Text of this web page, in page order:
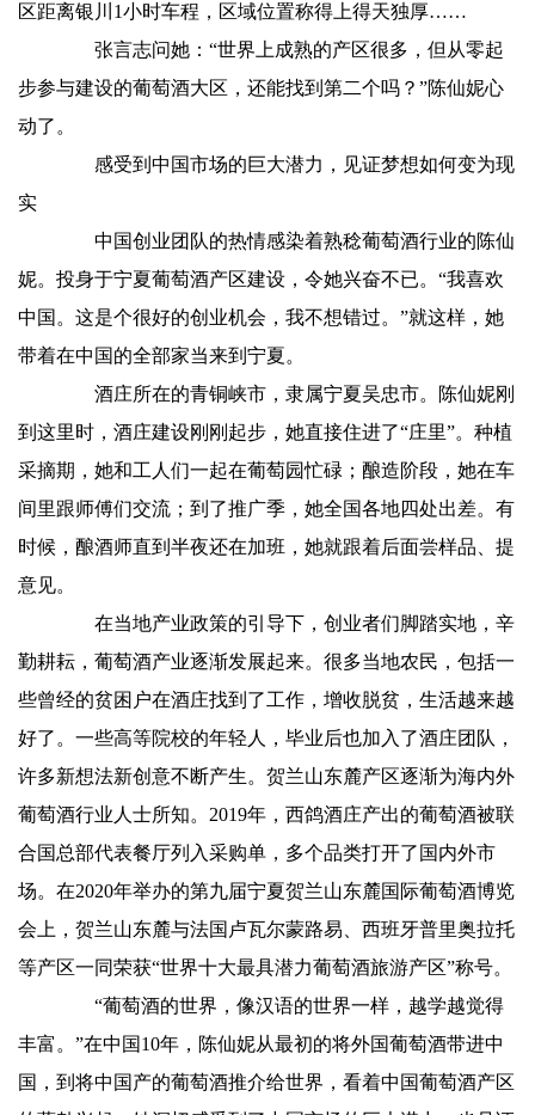
区距离银川1小时车程，区域位置称得上得天独厚……
张言志问她：“世界上成熟的产区很多，但从零起
步参与建设的葡萄酒大区，还能找到第二个吗？”陈仙妮心
动了。
感受到中国市场的巨大潜力，见证梦想如何变为现
实
中国创业团队的热情感染着熟稔葡萄酒行业的陈仙
妮。投身于宁夏葡萄酒产区建设，令她兴奋不已。“我喜欢
中国。这是个很好的创业机会，我不想错过。”就这样，她
带着在中国的全部家当来到宁夏。
酒庄所在的青铜峡市，隶属宁夏吴忠市。陈仙妮刚
到这里时，酒庄建设刚刚起步，她直接住进了“庄里”。种植
采摘期，她和工人们一起在葡萄园忙碌；酿造阶段，她在车
间里跟师傅们交流；到了推广季，她全国各地四处出差。有
时候，酿酒师直到半夜还在加班，她就跟着后面尝样品、提
意见。
在当地产业政策的引导下，创业者们脚踏实地，辛
勤耕耘，葡萄酒产业逐渐发展起来。很多当地农民，包括一
些曾经的贫困户在酒庄找到了工作，增收脱贫，生活越来越
好了。一些高等院校的年轻人，毕业后也加入了酒庄团队，
许多新想法新创意不断产生。贺兰山东麓产区逐渐为海内外
葡萄酒行业人士所知。2019年，西鸽酒庄产出的葡萄酒被联
合国总部代表餐厅列入采购单，多个品类打开了国内外市
场。在2020年举办的第九届宁夏贺兰山东麓国际葡萄酒博览
会上，贺兰山东麓与法国卢瓦尔蒙路易、西班牙普里奥拉托
等产区一同荣获“世界十大最具潜力葡萄酒旅游产区”称号。
“葡萄酒的世界，像汉语的世界一样，越学越觉得
丰富。”在中国10年，陈仙妮从最初的将外国葡萄酒带进中
国，到将中国产的葡萄酒推介给世界，看着中国葡萄酒产区